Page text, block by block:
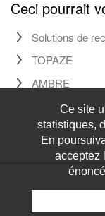
Ceci pourrait
Solutions de
TOPAZE
AMBRE
Ce site
statistiques,
En
acceptez